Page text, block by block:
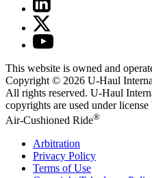
This website is owned and
Copyright © 2026 U-Haul
All rights reserved. U-Haul
copyrights are used under
Air-Cushioned Ride®
Arbitration
Privacy Policy
Terms of Use